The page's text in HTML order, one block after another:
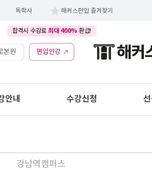
독학사 해커스편입 즐겨찾기
합격시 수강료 최대 400% 환급!
본원 편입인강
안내 수강신청
강남역캠퍼스